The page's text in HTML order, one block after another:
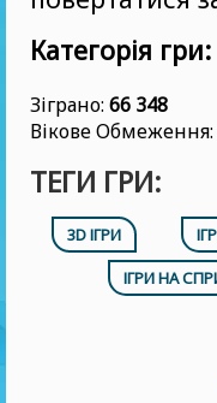
Категорія гри:
Зіграно: 66 348
Вікове Обмеження:
ТЕГИ ГРИ:
3D ІГРИ
ІГРИ НА